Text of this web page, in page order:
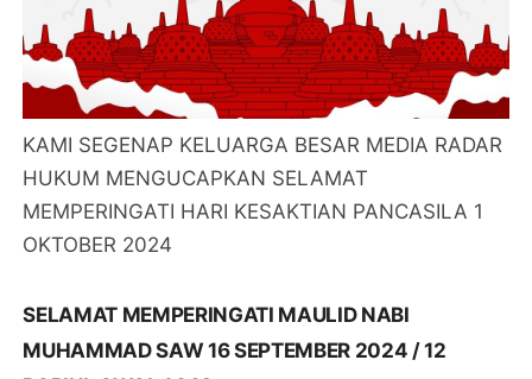
KAMI SEGENAP KELUARGA BESAR MEDIA RADAR
HUKUM MENGUCAPKAN SELAMAT
MEMPERINGATI HARI KESAKTIAN PANCASILA 1
OKTOBER 2024
SELAMAT MEMPERINGATI MAULID NABI
MUHAMMAD SAW 16 SEPTEMBER 2024 / 12